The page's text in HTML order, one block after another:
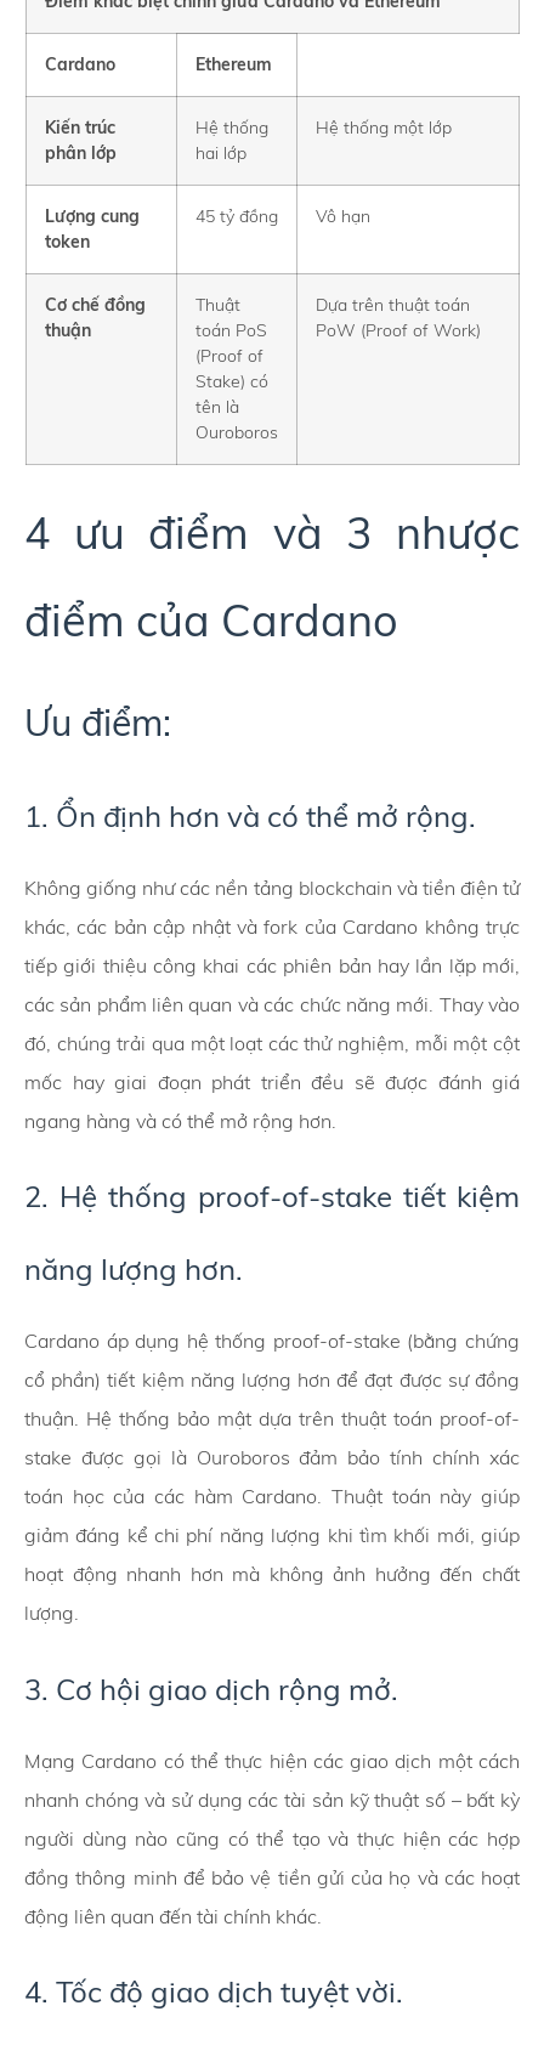
Cardano Ethereum
Kiến trúc
phân lớp
Hệ thống
hai lớp
Hệ thống một lớp
Lượng cung
token
45 tỷ đồng Vô hạn
Cơ chế đồng
thuận
Thuật
toán PoS
(Proof of
Stake) có
tên là
Ouroboros
Dựa trên thuật toán
PoW (Proof of Work)
4 ưu điểm và 3 nhược
điểm của Cardano
Ưu điểm:
1. Ổn định hơn và có thể mở rộng.
Không giống như các nền tảng blockchain và tiền điện tử
khác, các bản cập nhật và fork của Cardano không trực
tiếp giới thiệu công khai các phiên bản hay lần lặp mới,
các sản phẩm liên quan và các chức năng mới. Thay vào
đó, chúng trải qua một loạt các thử nghiệm, mỗi một cột
mốc hay giai đoạn phát triển đều sẽ được đánh giá
ngang hàng và có thể mở rộng hơn.
2. Hệ thống proof-of-stake tiết kiệm
năng lượng hơn.
Cardano áp dụng hệ thống proof-of-stake (bằng chứng
cổ phần) tiết kiệm năng lượng hơn để đạt được sự đồng
thuận. Hệ thống bảo mật dựa trên thuật toán proof-of-
stake được gọi là Ouroboros đảm bảo tính chính xác
toán học của các hàm Cardano. Thuật toán này giúp
giảm đáng kể chi phí năng lượng khi tìm khối mới, giúp
hoạt động nhanh hơn mà không ảnh hưởng đến chất
lượng.
3. Cơ hội giao dịch rộng mở.
Mạng Cardano có thể thực hiện các giao dịch một cách
nhanh chóng và sử dụng các tài sản kỹ thuật số – bất kỳ
người dùng nào cũng có thể tạo và thực hiện các hợp
đồng thông minh để bảo vệ tiền gửi của họ và các hoạt
động liên quan đến tài chính khác.
4. Tốc độ giao dịch tuyệt vời.